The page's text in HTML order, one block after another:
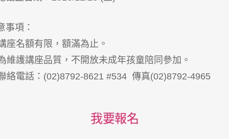
事項：
座名額有限，額滿為止。
維護講座品質，不開放未成年孩童陪同參加。
絡電話：(02)8792-8621 #534 傳真(02)8792-4965
我要報名